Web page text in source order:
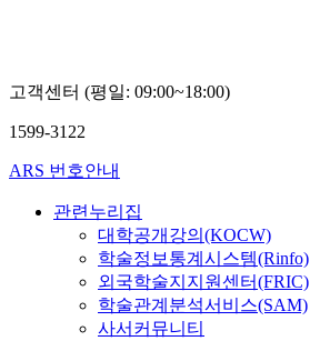
고객센터 (평일: 09:00~18:00)
1599-3122
ARS 번호안내
관련누리집
대학공개강의(KOCW)
학술정보통계시스템(Rinfo)
외국학술지지원센터(FRIC)
학술관계분석서비스(SAM)
사서커뮤니티